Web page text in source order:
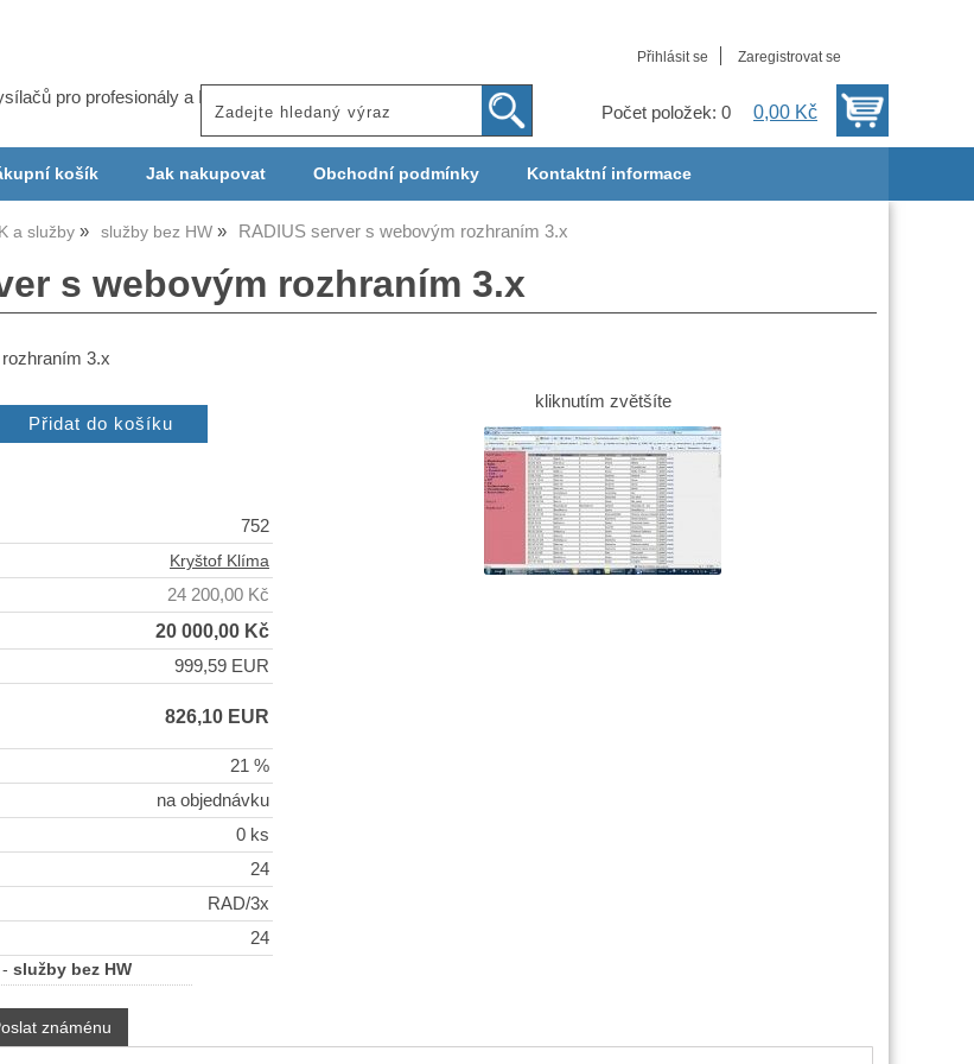
Přihlásit se Zaregistrovat se
Počet položek: 0 0,00 Kč
pro profesionály a ISP
košík Jak nakupovat Obchodní podmínky Kontaktní informace
a služby služby bez HW RADIUS server s webovým rozhraním 3.x
s webovým rozhraním 3.x
3.x
kliknutím zvětšíte
752
Kryštof Klíma
24 200,00 Kč
20 000,00 Kč
999,59 EUR
826,10 EUR
21 %
na objednávku
0 ks
24
RAD/3x
24
- služby bez HW
známénu